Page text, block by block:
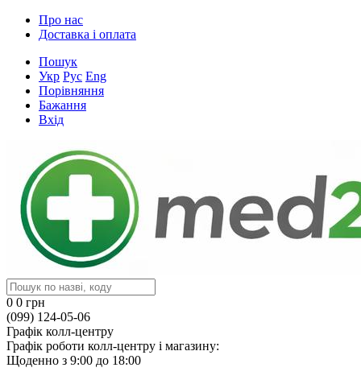
Про нас
Доставка і оплата
Пошук
Укр Рус Eng
Порівняння
Бажання
Вхід
0 0 грн
(099) 124-05-06
Графік колл-центру
Графік роботи колл-центру і магазину:
Щоденно з 9:00 до 18:00